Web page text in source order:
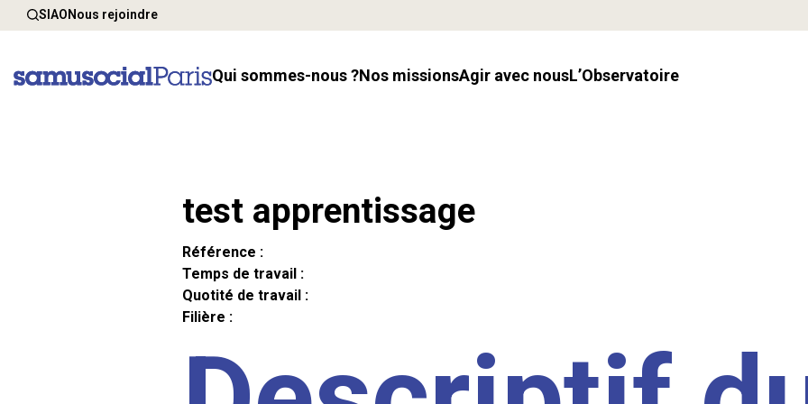
SIAONous rejoindre
Qui sommes-nous ? Nos missions Agir avec nous l’Observatoire
test apprentissage
Référence :
Temps de travail :
Quotité de travail :
Filière :